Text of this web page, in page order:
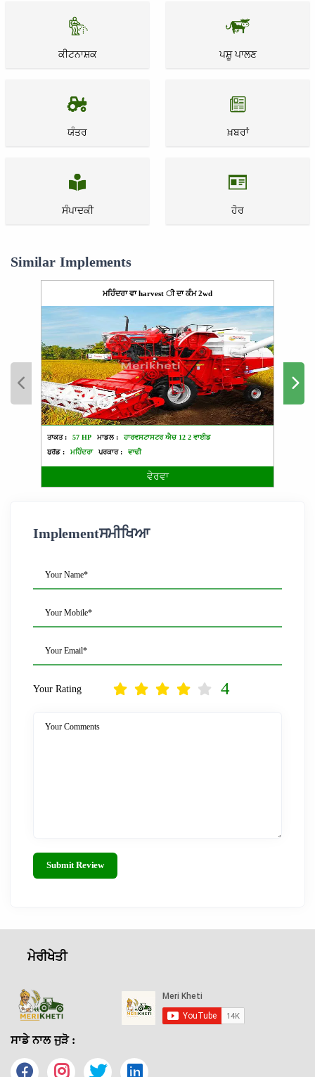
ਕੀਟਨਾਸ਼ਕ ਪਸ਼ੂ ਪਾਲਣ
ਯੰਤਰ ਖ਼ਬਰਾਂ
ਸੰਪਾਦਕੀ ਹੋਰ
Similar Implements
ਮਹਿੰਦਰਾ ਵਾ harvest ੀ ਦਾ ਕੰਮ 2wd
ਤਾਕਤ : 57 HP ਮਾਡਲ :
ਹਾਰਵਸਟਾਸਟਰ ਐਚ 12 2 ਵਾਈਡ
ਬ੍ਰੈਂਡ :
ਮਹਿੰਦਰਾ ਪ੍ਰਕਾਰ : ਵਾਢੀ
ਵੇਰਵਾ
Implementਸਮੀਖਿਆ
Your Name*
Your Mobile*
Your Email*
Your Rating 4
Your Comments
Submit Review
ਮੇਰੀਖੇਤੀ
ਸਾਡੇ ਨਾਲ ਜੁੜੋ :